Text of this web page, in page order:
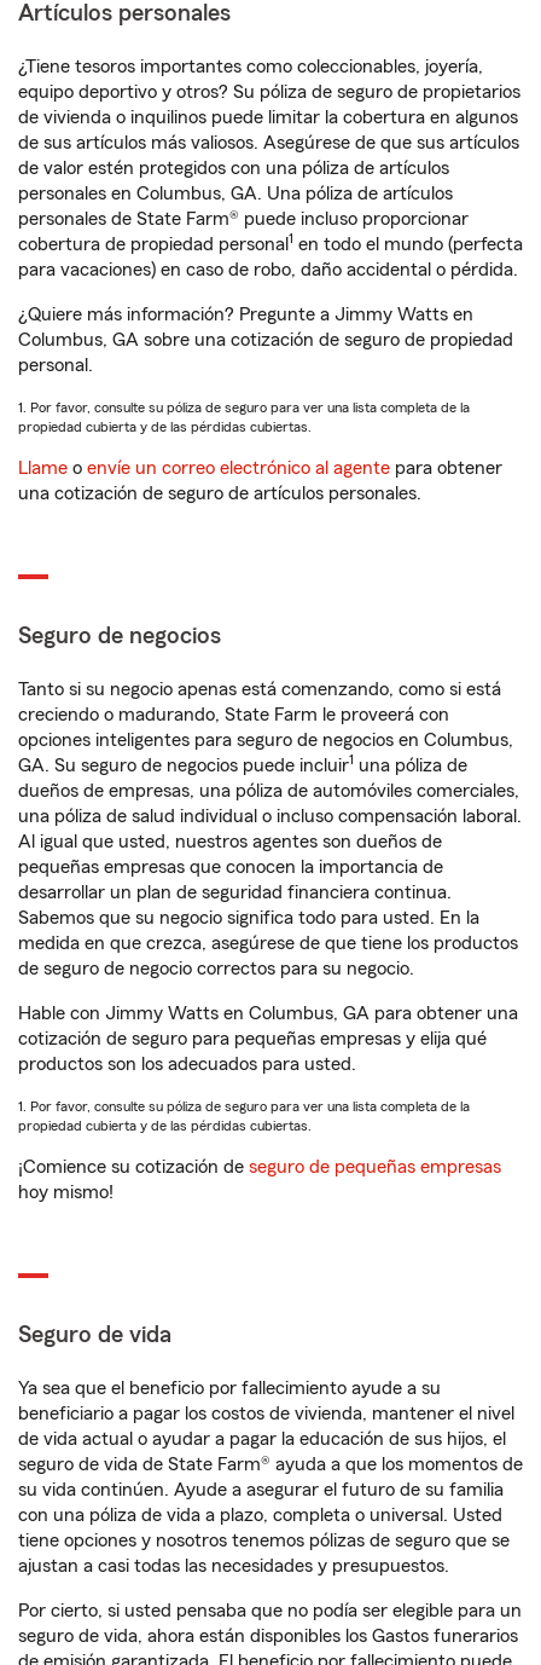
Artículos personales
¿Tiene tesoros importantes como coleccionables, joyería,
equipo deportivo y otros? Su póliza de seguro de propietarios
de vivienda o inquilinos puede limitar la cobertura en algunos
de sus artículos más valiosos. Asegúrese de que sus artículos
de valor estén protegidos con una póliza de artículos
personales en Columbus, GA. Una póliza de artículos
personales de State Farm® puede incluso proporcionar
cobertura de propiedad personal 1 en todo el mundo (perfecta
para vacaciones) en caso de robo, daño accidental o pérdida.
¿Quiere más información? Pregunte a Jimmy Watts en
Columbus, GA sobre una cotización de seguro de propiedad
personal.
1. Por favor, consulte su póliza de seguro para ver una lista completa de la
propiedad cubierta y de las pérdidas cubiertas.
Llame o envíe un correo electrónico al agente para obtener
una cotización de seguro de artículos personales.
Seguro de negocios
Tanto si su negocio apenas está comenzando, como si está
creciendo o madurando, State Farm le proveerá con
opciones inteligentes para seguro de negocios en Columbus,
GA. Su seguro de negocios puede incluir1 una póliza de
dueños de empresas, una póliza de automóviles comerciales,
una póliza de salud individual o incluso compensación laboral.
Al igual que usted, nuestros agentes son dueños de
pequeñas empresas que conocen la importancia de
desarrollar un plan de seguridad financiera continua.
Sabemos que su negocio significa todo para usted. En la
medida en que crezca, asegúrese de que tiene los productos
de seguro de negocio correctos para su negocio.
Hable con Jimmy Watts en Columbus, GA para obtener una
cotización de seguro para pequeñas empresas y elija qué
productos son los adecuados para usted.
1. Por favor, consulte su póliza de seguro para ver una lista completa de la
propiedad cubierta y de las pérdidas cubiertas.
¡Comience su cotización de seguro de pequeñas empresas
hoy mismo!
Seguro de vida
Ya sea que el beneficio por fallecimiento ayude a su
beneficiario a pagar los costos de vivienda, mantener el nivel
de vida actual o ayudar a pagar la educación de sus hijos, el
seguro de vida de State Farm® ayuda a que los momentos de
su vida continúen. Ayude a asegurar el futuro de su familia
con una póliza de vida a plazo, completa o universal. Usted
tiene opciones y nosotros tenemos pólizas de seguro que se
ajustan a casi todas las necesidades y presupuestos.
Por cierto, si usted pensaba que no podía ser elegible para un
seguro de vida, ahora están disponibles los Gastos funerarios